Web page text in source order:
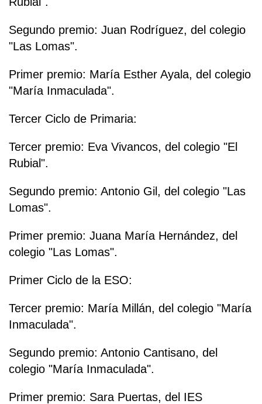
Segundo premio: Juan Rodríguez, del colegio
"Las Lomas".
Primer premio: María Esther Ayala, del colegio
"María Inmaculada".
Tercer Ciclo de Primaria:
Tercer premio: Eva Vivancos, del colegio "El
Rubial".
Segundo premio: Antonio Gil, del colegio "Las
Lomas".
Primer premio: Juana María Hernández, del
colegio "Las Lomas".
Primer Ciclo de la ESO:
Tercer premio: María Millán, del colegio "María
Inmaculada".
Segundo premio: Antonio Cantisano, del
colegio "María Inmaculada".
Primer premio: Sara Puertas, del IES